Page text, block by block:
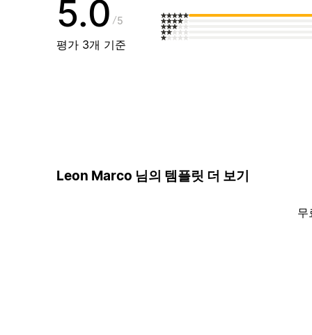
5.0 5
평가 3개 기준
Leon Marco 님의 템플릿 더 보기
무